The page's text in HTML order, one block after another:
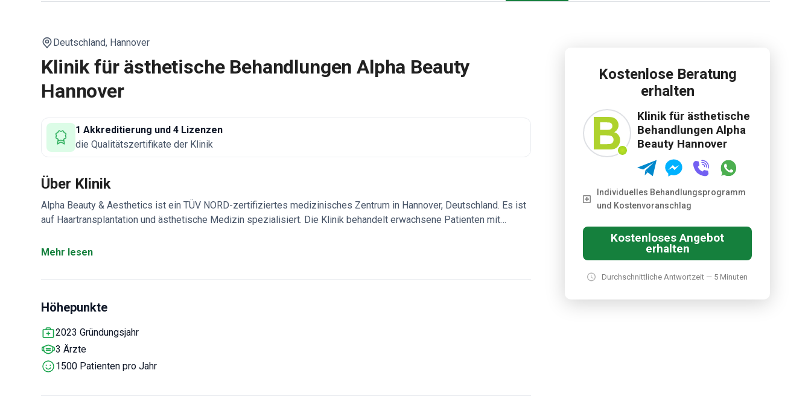
Deutschland, Hannover
Klinik für ästhetische Behandlungen Alpha Beauty
Hannover
1 Akkreditierung und 4 Lizenzen
die Qualitätszertifikate der Klinik
Über Klinik
Alpha Beauty & Aesthetics ist ein TÜV NORD-zertifiziertes medizinisches Zentrum in Hannover, Deutschland. Es ist
auf Haartransplantation und ästhetische Medizin spezialisiert. Die Klinik behandelt erwachsene Patienten mit
Behandelt internationale Patienten aus Europa, dem Commonwealth, Asien, den USA, Kanada, Australien und dem
Mehr lesen
Höhepunkte
2023 Gründungsjahr
3 Ärzte
1500 Patienten pro Jahr
Kostenlose Beratung
erhalten
Klinik für ästhetische
Behandlungen Alpha
Beauty Hannover
Individuelles Behandlungsprogramm
und Kostenvoranschlag
Kostenloses Angebot
erhalten
Durchschnittliche Antwortzeit — 5 Minuten